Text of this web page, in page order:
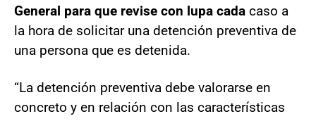
General para que revise con lupa cada caso a
la hora de solicitar una detención preventiva de
una persona que es detenida.
“La detención preventiva debe valorarse en
concreto y en relación con las características